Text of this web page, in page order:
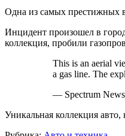
Одна из самых престижных
Инцидент произошел в
коллекция, пробили
This is an aerial
a gas line. The
— Spectrum
Уникальная коллекция